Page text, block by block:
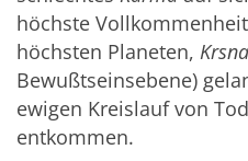
höchste
höchsten Planeten,
Bewußtseinsebene)
ewigen Kreislauf von
entkommen.